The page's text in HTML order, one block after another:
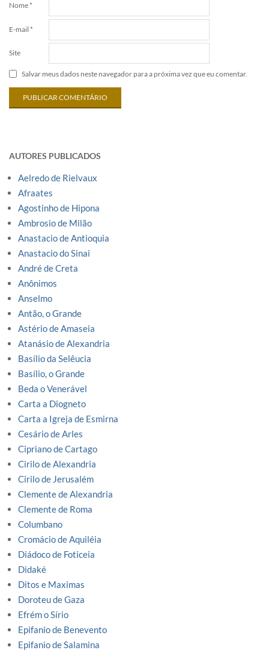
Nome *
E-mail *
Site
Salvar meus dados neste navegador para a próxima vez que eu comentar.
AUTORES PUBLICADOS
Aelredo de Rielvaux
Afraates
Agostinho de Hipona
Ambrosio de Milão
Anastacio de Antioquia
Anastacio do Sinai
André de Creta
Anônimos
Anselmo
Antão, o Grande
Astério de Amaseia
Atanásio de Alexandria
Basílio da Selêucia
Basílio, o Grande
Beda o Venerável
Carta a Diogneto
Carta a Igreja de Esmirna
Cesário de Arles
Cipriano de Cartago
Cirilo de Alexandria
Cirilo de Jerusalém
Clemente de Alexandria
Clemente de Roma
Columbano
Cromácio de Aquiléia
Diádoco de Foticeia
Didaké
Ditos e Maximas
Doroteu de Gaza
Efrém o Sírio
Epifanio de Benevento
Epifanio de Salamina